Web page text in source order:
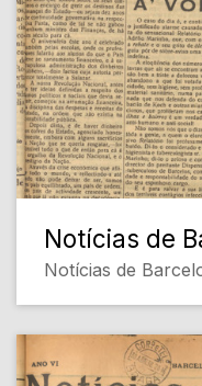
Notícias de
Notícias de